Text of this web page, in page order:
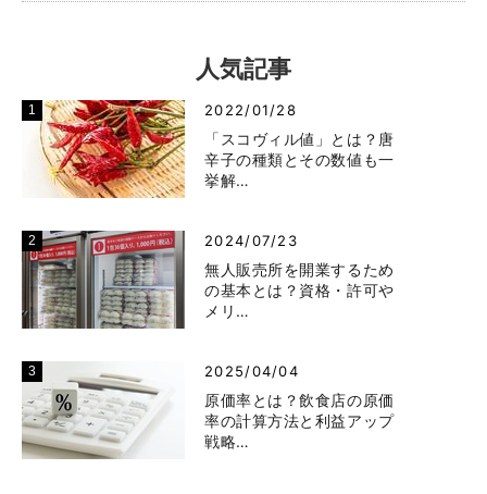
人気記事
2022/01/28
「スコヴィル値」とは？唐
辛子の種類とその数値も一
挙解…
2024/07/23
無人販売所を開業するため
の基本とは？資格・許可や
メリ…
2025/04/04
原価率とは？飲食店の原価
率の計算方法と利益アップ
戦略…